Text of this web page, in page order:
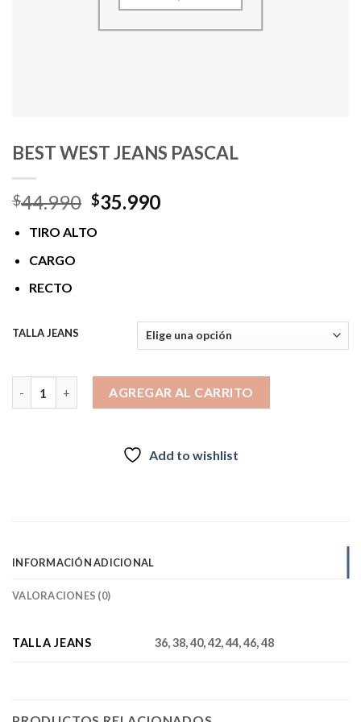
BEST WEST JEANS PASCAL
$44.990 El
original
$35.990El
TIRO ALTO
CARGO
RECTO
TALLA JEANS
AGREGAR AL CARRITO
Add to wishlist
INFORMACIÓN ADICIONAL
VALORACIONES (0)
TALLA JEANS 36, 38, 40, 42, 44, 46, 48